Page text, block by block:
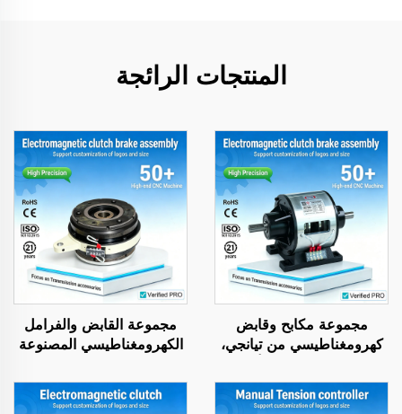
المنتجات الرائجة
مجموعة مكابح وقابض
كهرومغناطيسي من تيانجي،
حسب الطلب لآلات التصوير
الضوئي
مجموعة القابض والفرامل
الكهرومغناطيسي المصنوعة
علامة تيانجي التجارية، وفق
المواصفات الأصلية للمصنّع